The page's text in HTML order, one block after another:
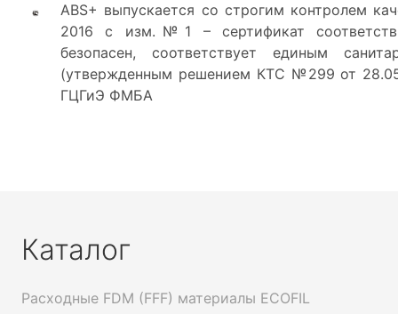
ABS+ выпускается со строгим контролем
2016 с изм.№1 – сертификат
безопасен, соответствует единым
(утвержденным решением КТС №299 от
ГЦГиЭ ФМБА
Каталог
Расходные FDM (FFF) материалы ECOFIL